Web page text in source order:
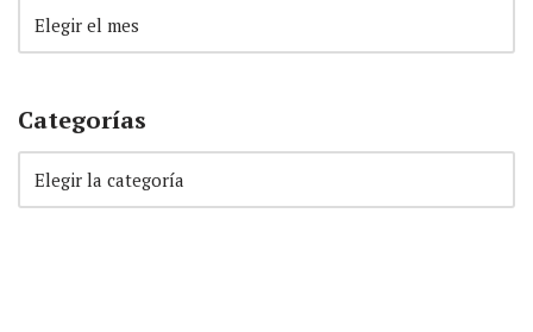
Categorías